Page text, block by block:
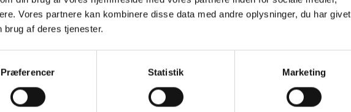
Vores partnere kan kombinere disse data med andre oplysninger, du har givet
af deres tjenester.
Præferencer Statistik Marketing
til klimasikring bliver afstemt, så vores
til netop dit projekt. Vi giver gerne et
hør mere